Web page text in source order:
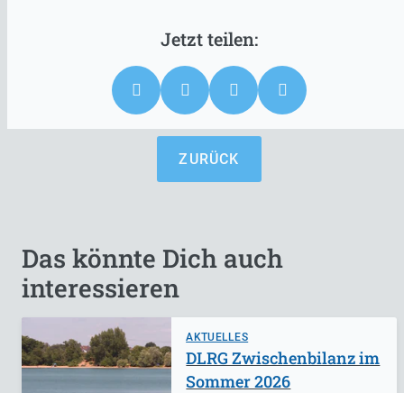
ZURÜCK
Das könnte Dich auch
interessieren
AKTUELLES
DLRG Zwischenbilanz im
Sommer 2026